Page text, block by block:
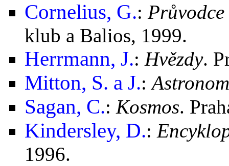
Cornelius, G.:
klub a Balios, 1999.
Herrmann, J.: Hvězdy.
Mitton, S. a J.:
Sagan, C.: Kosmos.
Kindersley, D.:
1996.